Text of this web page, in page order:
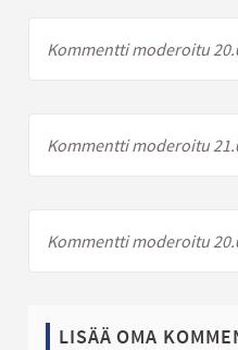
Kommentti moderoitu
Kommentti moderoitu
Kommentti moderoitu
LISÄÄ OMA